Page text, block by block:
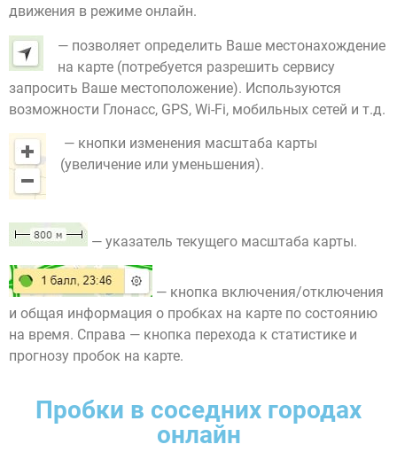
движения в режиме онлайн.
— позволяет определить Ваше местонахождение
на карте (потребуется разрешить сервису
запросить Ваше местоположение). Используются
возможности Глонасс, GPS, Wi-Fi, мобильных сетей и т.д.
— кнопки изменения масштаба карты
(увеличение или уменьшения).
— указатель текущего масштаба карты.
— кнопка включения/отключения
и общая информация о пробках на карте по состоянию
на время. Справа — кнопка перехода к статистике и
прогнозу пробок на карте.
Пробки в соседних городах
онлайн